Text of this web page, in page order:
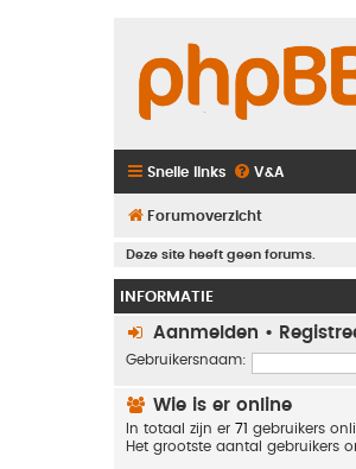
Snelle links V&A
Forumoverzicht
Deze site heeft geen forums.
INFORMATIE
Aanmelden •
Gebruikersnaam:
Wie is er online
In totaal zijn er 71 gebruikers
Het grootste aantal gebruikers